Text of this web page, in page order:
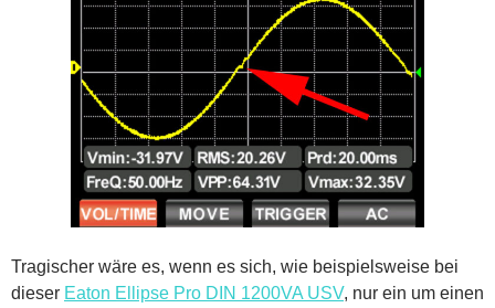
Tragischer wäre es, wenn es sich, wie beispielsweise bei
dieser Eaton Ellipse Pro DIN 1200VA USV, nur ein um einen